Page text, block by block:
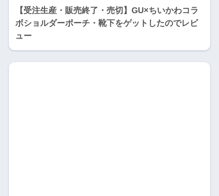
【受注生産・販売終了・売切】GU×ちいかわコラ
ボショルダーポーチ・靴下をゲットしたのでレビ
ュー